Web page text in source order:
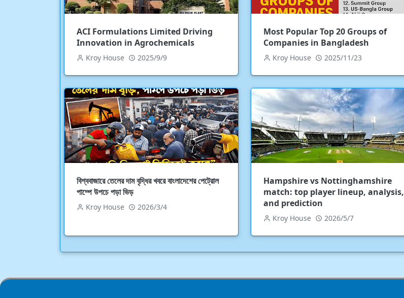
ACI Formulations Limited Driving
Innovation in Agrochemicals
Kroy House 2025/9/9
Most Popular Top 20 Groups of
Companies in Bangladesh
Kroy House 2025/11/23
বিশ্ববাজারে তেলের দাম বৃদ্ধির খবরে বাংলাদেশের পেট্রোল
পাম্পে উপচে পড়া ভিড়
Kroy House 2026/3/4
Hampshire vs Nottinghamshire
match: top player lineup, analysis,
and prediction
Kroy House 2026/5/7